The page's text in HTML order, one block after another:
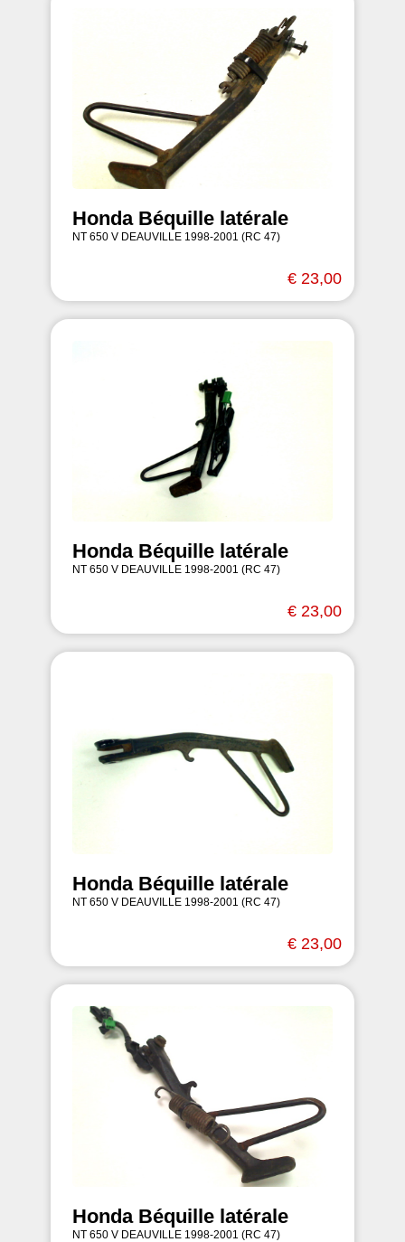
Honda Béquille latérale
NT 650 V DEAUVILLE 1998-2001 (RC 47)
€ 23,00
Honda Béquille latérale
NT 650 V DEAUVILLE 1998-2001 (RC 47)
€ 23,00
Honda Béquille latérale
NT 650 V DEAUVILLE 1998-2001 (RC 47)
€ 23,00
Honda Béquille latérale
NT 650 V DEAUVILLE 1998-2001 (RC 47)